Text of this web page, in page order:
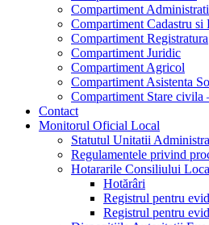
Compartiment
Compartiment Cadastru
Compartiment Registratura
Compartiment Juridic
Compartiment Agricol
Compartiment Asistenta
Compartiment Stare civila
Contact
Monitorul Oficial Local
Statutul Unitatii
Regulamentele privind
Hotararile Consiliului
Hotărâri
Registrul pentru
Registrul pentru